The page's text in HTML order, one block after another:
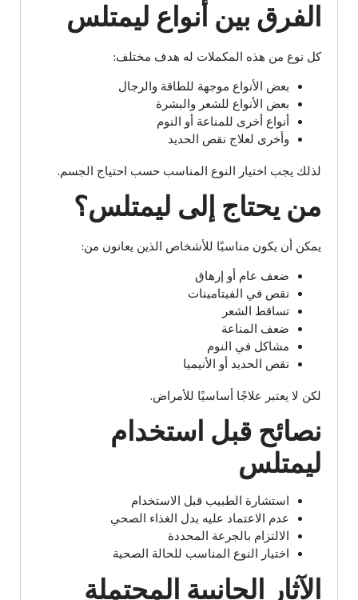
الفرق بين أنواع ليمتلس
كل نوع من هذه المكملات له هدف مختلف:
بعض الأنواع موجهة للطاقة والرجال
بعض الأنواع للشعر والبشرة
أنواع أخرى للمناعة أو النوم
وأخرى لعلاج نقص الحديد
لذلك يجب اختيار النوع المناسب حسب احتياج الجسم.
من يحتاج إلى ليمتلس؟
يمكن أن يكون مناسبًا للأشخاص الذين يعانون من:
ضعف عام أو إرهاق
نقص في الفيتامينات
تساقط الشعر
ضعف المناعة
مشاكل في النوم
نقص الحديد أو الأنيميا
لكن لا يعتبر علاجًا أساسيًا للأمراض.
نصائح قبل استخدام
ليمتلس
استشارة الطبيب قبل الاستخدام
عدم الاعتماد عليه بدل الغذاء الصحي
الالتزام بالجرعة المحددة
اختيار النوع المناسب للحالة الصحية
الآثار الجانبية المحتملة